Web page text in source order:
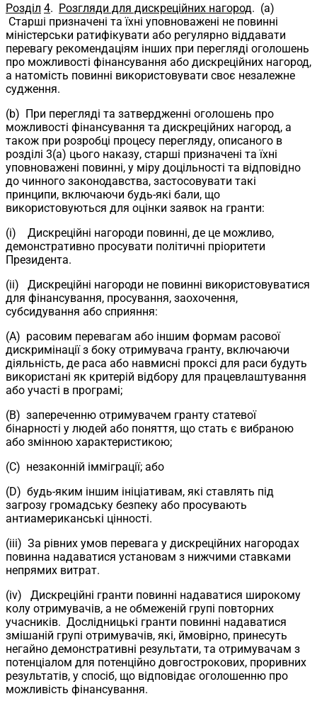
Розділ 4. Розгляди для дискреційних нагород. (a)
Старші призначені та їхні уповноважені не повинні
міністерськи ратифікувати або регулярно віддавати
перевагу рекомендаціям інших при перегляді оголошень
про можливості фінансування або дискреційних нагород,
а натомість повинні використовувати своє незалежне
судження.
(b) При перегляді та затвердженні оголошень про
можливості фінансування та дискреційних нагород, а
також при розробці процесу перегляду, описаного в
розділі 3(a) цього наказу, старші призначені та їхні
уповноважені повинні, у міру доцільності та відповідно
до чинного законодавства, застосовувати такі
принципи, включаючи будь-які бали, що
використовуються для оцінки заявок на гранти:
(i) Дискреційні нагороди повинні, де це можливо,
демонстративно просувати політичні пріоритети
Президента.
(ii) Дискреційні нагороди не повинні використовуватися
для фінансування, просування, заохочення,
субсидування або сприяння:
(A) расовим перевагам або іншим формам расової
дискримінації з боку отримувача гранту, включаючи
діяльність, де раса або навмисні проксі для раси будуть
використані як критерій відбору для працевлаштування
або участі в програмі;
(B) запереченню отримувачем гранту статевої
бінарності у людей або поняття, що стать є вибраною
або змінною характеристикою;
(C) незаконній імміграції; або
(D) будь-яким іншим ініціативам, які ставлять під
загрозу громадську безпеку або просувають
антиамериканські цінності.
(iii) За рівних умов перевага у дискреційних нагородах
повинна надаватися установам з нижчими ставками
непрямих витрат.
(iv) Дискреційні гранти повинні надаватися широкому
колу отримувачів, а не обмеженій групі повторних
учасників. Дослідницькі гранти повинні надаватися
змішаній групі отримувачів, які, ймовірно, принесуть
негайно демонстративні результати, та отримувачам з
потенціалом для потенційно довгострокових, проривних
результатів, у спосіб, що відповідає оголошенню про
можливість фінансування.